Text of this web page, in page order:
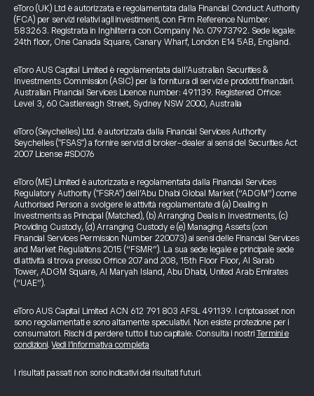
eToro (UK) Ltd è autorizzata e regolamentata dalla Financial Conduct Authority
(FCA) per servizi relativi agli investimenti, con Firm Reference Number:
583263. Registrata in Inghilterra con Company No. 07973792. Sede legale:
24th floor, One Canada Square, Canary Wharf, London E14 5AB, England.
eToro AUS Capital Limited è regolamentata dall’Australian Securities &
Investments Commission (ASIC) per la fornitura di servizi e prodotti finanziari.
Australian Financial Services Licence number: 491139. Registered Office:
Level 3, 60 Castlereagh Street, Sydney NSW 2000, Australia
eToro (Seychelles) Ltd. è autorizzata dalla Financial Services Authority
Seychelles ("FSAS") a fornire servizi di broker-dealer ai sensi del Securities Act
2007 License #SD076
eToro (ME) Limited è autorizzata e regolamentata dalla Financial Services
Regulatory Authority ("FSRA") dell’Abu Dhabi Global Market (“ADGM”) come
Authorised Person a svolgere le attività regolamentate di (a) Dealing in
Investments as Principal (Matched), (b) Arranging Deals in Investments, (c)
Providing Custody, (d) Arranging Custody e (e) Managing Assets (con
Financial Services Permission Number 220073) ai sensi delle Financial Services
and Market Regulations 2015 (“FSMR”). La sua sede legale e principale sede
di attività si trova presso Office 207 and 208, 15th Floor Floor, Al Sarab
Tower, ADGM Square, Al Maryah Island, Abu Dhabi, United Arab Emirates
(“UAE”).
eToro AUS Capital Limited ACN 612 791 803 AFSL 491139. I criptoasset non
sono regolamentati e sono altamente speculativi. Non esiste protezione per i
consumatori. Rischi di perdere tutto il tuo capitale. Consulta i nostri Termini e
condizioni.Vedi l’informativa completa
I risultati passati non sono indicativi dei risultati futuri.